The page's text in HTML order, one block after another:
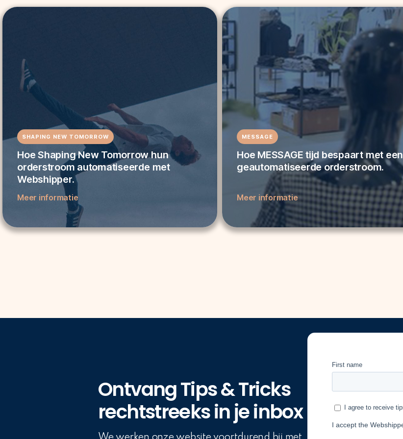
SHAPING NEW TOMORROW
Hoe Shaping New Tomorrow hun
orderstroom automatiseerde met
Webshipper.
Meer informatie
MESSAGE
Hoe MESSAGE tijd bespaart met een
geautomatiseerde orderstroom.
Meer informatie
Ontvang Tips & Tricks
rechtstreeks in je inbox